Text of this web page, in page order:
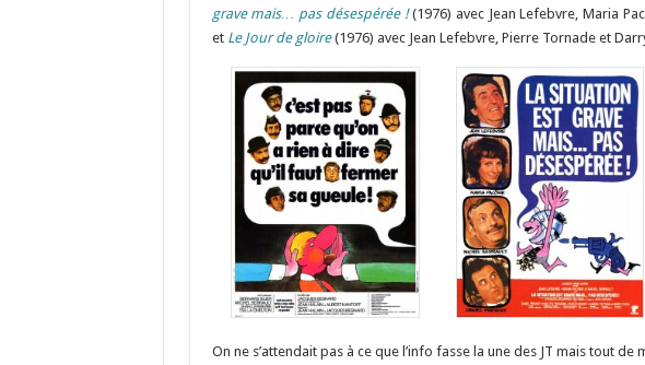
grave mais… pas désespérée !(1976) avec Jean Lefebvre, Maria
et Le Jour de gloire(1976) avec Jean Lefebvre, Pierre Tornade et
On ne s’attendait pas à ce que l’info fasse la une des JT mais tout de